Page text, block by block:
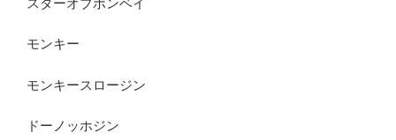
モンキー
モンキースロージン
ドーノッホジン